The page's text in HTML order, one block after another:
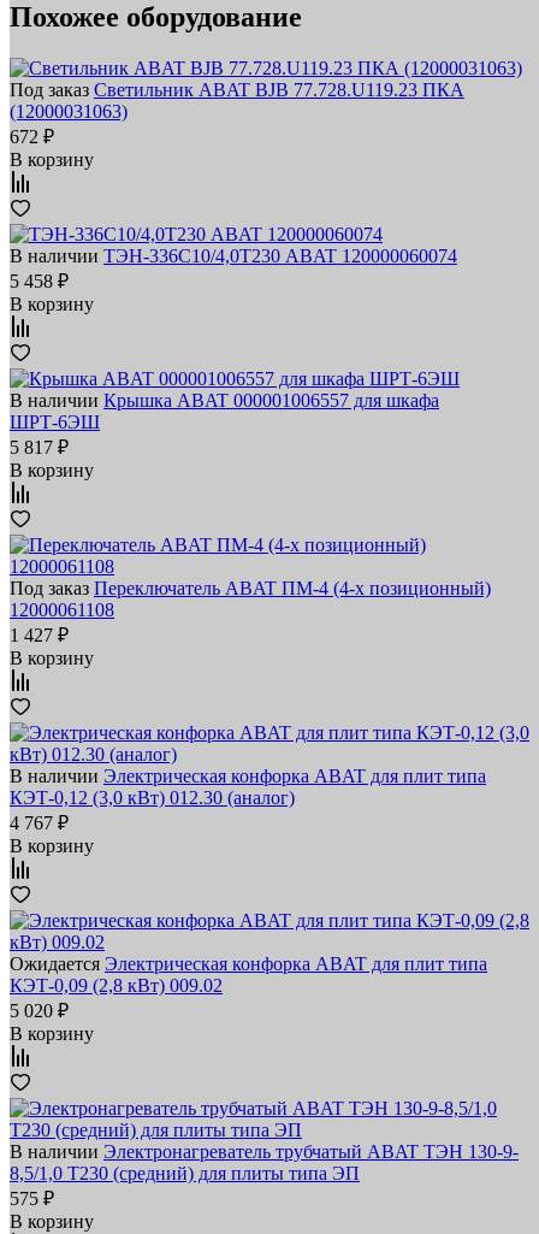
Похожее оборудование
Под заказ Светильник ABAT BJB 77.728.U119.23 ПКА
(12000031063)
672 ₽
В корзину
В наличии ТЭН-336С10/4,0Т230 ABAT 120000060074
5 458 ₽
В корзину
В наличии Крышка ABAT 000001006557 для шкафа
ШРТ-6ЭШ
5 817 ₽
В корзину
Под заказ Переключатель ABAT ПМ-4 (4-х позиционный)
12000061108
1 427 ₽
В корзину
В наличии Электрическая конфорка ABAT для плит типа
КЭТ-0,12 (3,0 кВт) 012.30 (аналог)
4 767 ₽
В корзину
Ожидается Электрическая конфорка ABAT для плит типа
КЭТ-0,09 (2,8 кВт) 009.02
5 020 ₽
В корзину
В наличии Электронагреватель трубчатый ABAT ТЭН 130-9-
8,5/1,0 Т230 (средний) для плиты типа ЭП
575 ₽
В корзину